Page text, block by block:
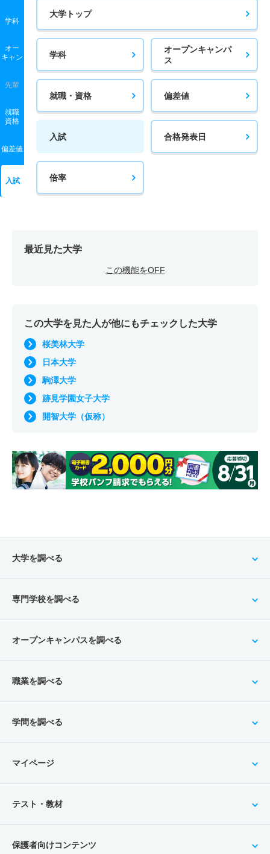
学科
オー
キャン
先輩
就職
資格
偏差値
入試
大学トップ
学科
オープンキャンパ
ス
就職・資格 偏差値
入試 合格発表日
倍率
最近見た大学
この機能をOFF
この大学を見た人が他にもチェックした大学
桜美林大学
日本大学
駒澤大学
跡見学園女子大学
開智大学（仮称）
大学を調べる
専門学校を調べる
オープンキャンパスを調べる
職業を調べる
学問を調べる
マイページ
テスト・教材
保護者向けコンテンツ